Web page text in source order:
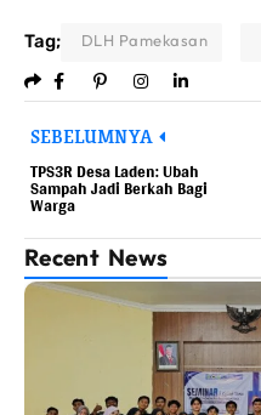
Tag; DLH Pamekasan
SEBELUMNYA
TPS3R Desa Laden: Ubah
Sampah Jadi Berkah Bagi
Warga
Recent News